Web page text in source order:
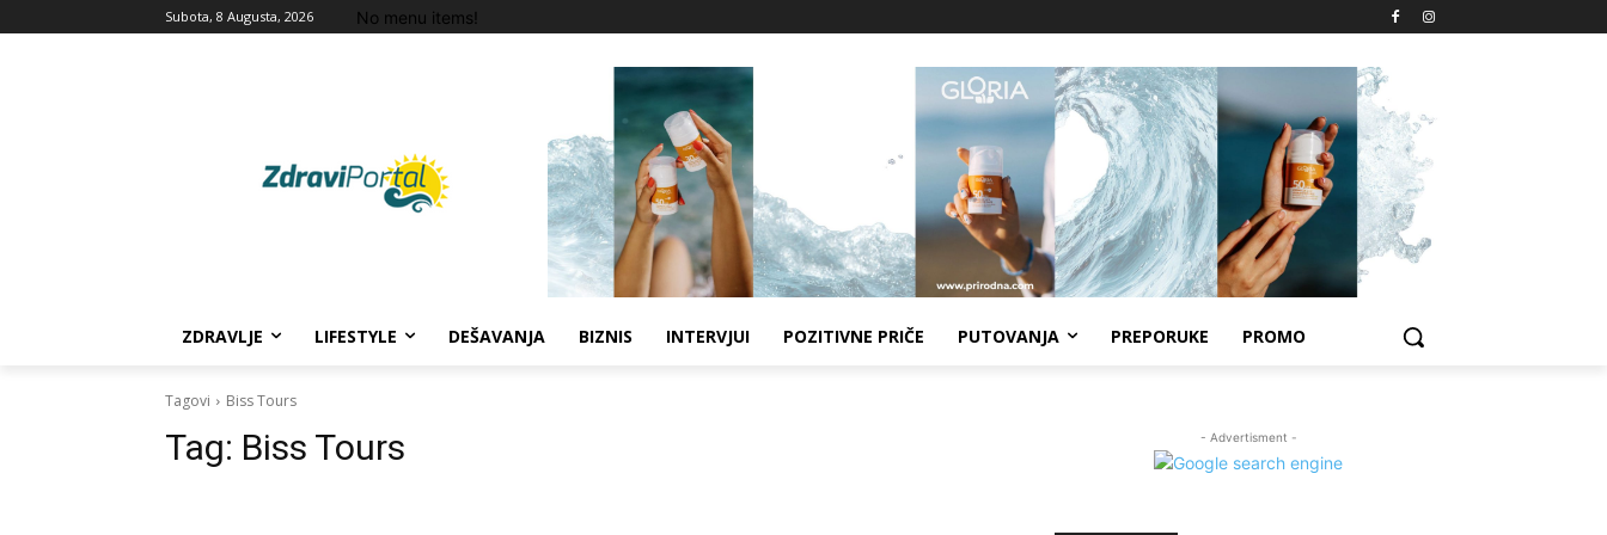
Subota, 8 Augusta, 2026 No menu items!
ZDRAVLJE LIFESTYLE DEŠAVANJA BIZNIS INTERVJUI POZITIVNE PRIČE PUTOVANJA PREPORUKE PROMO
Tagovi Biss Tours
Tag: Biss Tours - Advertisment -